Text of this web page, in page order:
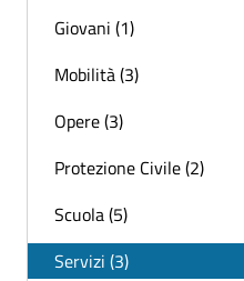
Giovani (1)
Mobilità (3)
Opere (3)
Protezione Civile (2)
Scuola (5)
Servizi (3)